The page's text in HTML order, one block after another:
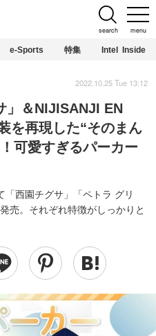
menu
search
e-Sports 特集 Intel Inside
」＆NIJISANJI EN
を再現した“そのまん
可愛すぎるパーカー
「西園チグサ」「ペトラ グリ
売。それぞれ特徴がしっかりと
2022.10.25 Tue 13:12